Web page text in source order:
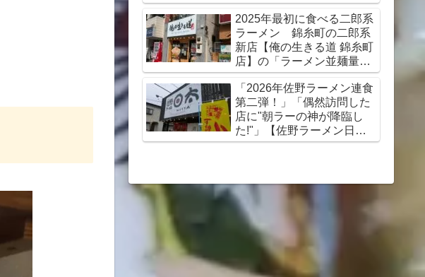
2025年最初に食べる二郎系
ラーメン 錦糸町の二郎系
新店【俺の生きる道 錦糸町
店】の「ラーメン並麺量
300g全マシ」と「生卵」＋
「コロコロチャーシュー」
「2026年佐野ラーメン連食
第二弾！」「偶然訪問した
店に"朝ラーの神が降臨し
た!"」【佐野ラーメン日
太】の「上ラーメン」佐野